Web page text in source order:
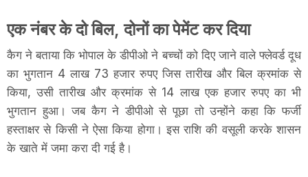
एक नंबर के दो बिल, दोनों का पेमेंट कर दिया
कैग ने बताया कि भोपाल के डीपीओ ने बच्चों को दिए जाने वाले फ्लेवर्ड दूध
का भुगतान 4 लाख 73 हजार रुपए जिस तारीख और बिल क्रमांक से
किया, उसी तारीख और क्रमांक से 14 लाख एक हजार रुपए का भी
भुगतान हुआ। जब कैग ने डीपीओ से पूछा तो उन्होंने कहा कि फर्जी
हस्ताक्षर से किसी ने ऐसा किया होगा। इस राशि की वसूली करके शासन
के खाते में जमा करा दी गई है।